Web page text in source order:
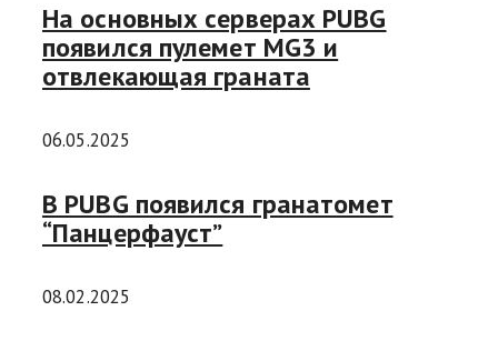
На основных серверах PUBG
появился пулемет MG3 и
отвлекающая граната
06.05.2025
В PUBG появился гранатомет
“Панцерфауст”
08.02.2025